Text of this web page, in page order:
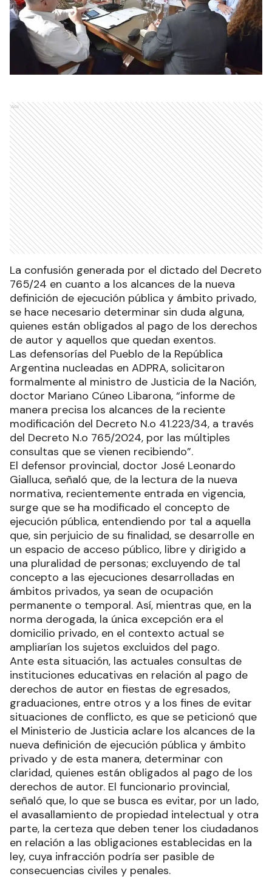
Ads
La confusión generada por el dictado del Decreto
765/24 en cuanto a los alcances de la nueva
definición de ejecución pública y ámbito privado,
se hace necesario determinar sin duda alguna,
quienes están obligados al pago de los derechos
de autor y aquellos que quedan exentos.
Las defensorías del Pueblo de la República
Argentina nucleadas en ADPRA, solicitaron
formalmente al ministro de Justicia de la Nación,
doctor Mariano Cúneo Libarona, “informe de
manera precisa los alcances de la reciente
modificación del Decreto N.o 41.223/34, a través
del Decreto N.o 765/2024, por las múltiples
consultas que se vienen recibiendo”.
El defensor provincial, doctor José Leonardo
Gialluca, señaló que, de la lectura de la nueva
normativa, recientemente entrada en vigencia,
surge que se ha modificado el concepto de
ejecución pública, entendiendo por tal a aquella
que, sin perjuicio de su finalidad, se desarrolle en
un espacio de acceso público, libre y dirigido a
una pluralidad de personas; excluyendo de tal
concepto a las ejecuciones desarrolladas en
ámbitos privados, ya sean de ocupación
permanente o temporal. Así, mientras que, en la
norma derogada, la única excepción era el
domicilio privado, en el contexto actual se
ampliarían los sujetos excluidos del pago.
Ante esta situación, las actuales consultas de
instituciones educativas en relación al pago de
derechos de autor en fiestas de egresados,
graduaciones, entre otros y a los fines de evitar
situaciones de conflicto, es que se peticionó que
el Ministerio de Justicia aclare los alcances de la
nueva definición de ejecución pública y ámbito
privado y de esta manera, determinar con
claridad, quienes están obligados al pago de los
derechos de autor. El funcionario provincial,
señaló que, lo que se busca es evitar, por un lado,
el avasallamiento de propiedad intelectual y otra
parte, la certeza que deben tener los ciudadanos
en relación a las obligaciones establecidas en la
ley, cuya infracción podría ser pasible de
consecuencias civiles y penales.